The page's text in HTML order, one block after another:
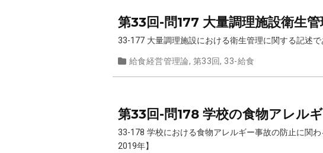
第33回-問177 大量調理施設衛生
33-177 大量調理施設における衛生管理に関する記述
給食経営管理論, 第33回, 33-給食
第33回-問178 学校の食物アレル
33-178 学校における食物アレルギー事故の防止に関
2019年】